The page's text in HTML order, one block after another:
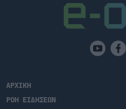
ΑΡΧΙΚΗ
ΡΟΗ ΕΙΔΗΣΕΩΝ